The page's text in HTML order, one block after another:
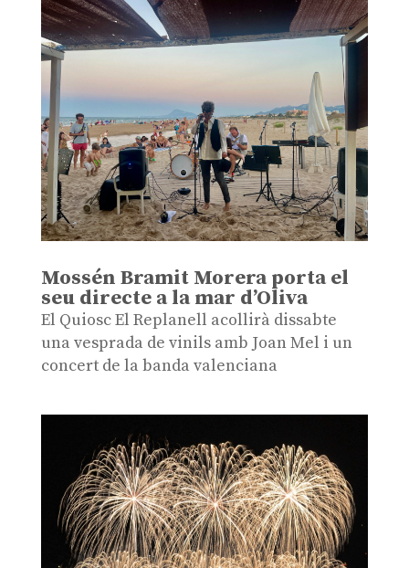
Mossén Bramit Morera porta el
seu directe a la mar d’Oliva
El Quiosc El Replanell acollirà dissabte
una vesprada de vinils amb Joan Mel i un
concert de la banda valenciana